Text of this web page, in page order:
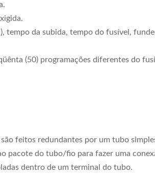
da subida, tempo do fusível,
(50) programações diferentes do
feitos redundantes por um tubo
pacote do tubo/fio para fazer uma
dentro de um terminal do tubo.